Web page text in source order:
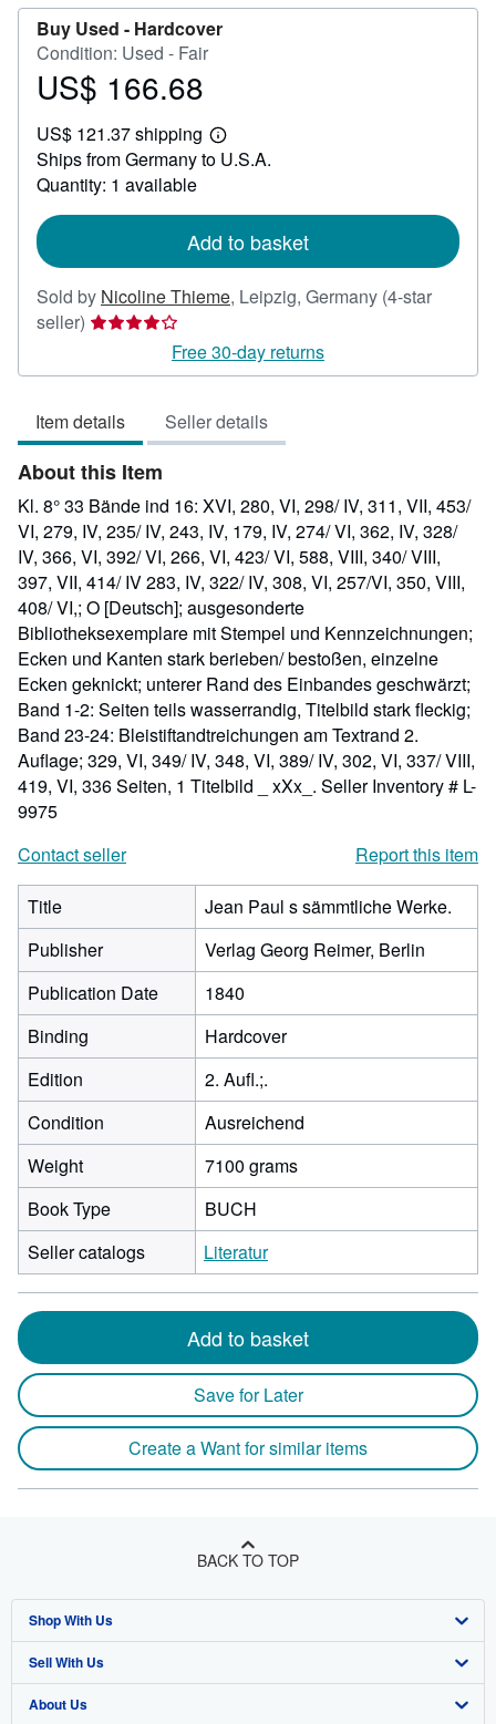
Buy Used - Hardcover
Condition: Used - Fair
Price
166.68
US$ 166.68
US$ 121.37 shipping
Learn
more
Ships from Germany to U.S.A.
Quantity: 1 available
Add to basket
Sold by Nicoline Thieme, Leipzig, Germany (4-star
seller) Seller
4
of
5
stars
Free 30-day returns
Item details Seller details
About this Item
Kl. 8° 33 Bände ind 16: XVI, 280, VI, 298/ IV, 311, VII, 453/
VI, 279, IV, 235/ IV, 243, IV, 179, IV, 274/ VI, 362, IV, 328/
IV, 366, VI, 392/ VI, 266, VI, 423/ VI, 588, VIII, 340/ VIII,
397, VII, 414/ IV 283, IV, 322/ IV, 308, VI, 257/VI, 350, VIII,
408/ VI,; O [Deutsch]; ausgesonderte
Bibliotheksexemplare mit Stempel und Kennzeichnungen;
Ecken und Kanten stark berieben/ bestoßen, einzelne
Ecken geknickt; unterer Rand des Einbandes geschwärzt;
Band 1-2: Seiten teils wasserrandig, Titelbild stark fleckig;
Band 23-24: Bleistiftandtreichungen am Textrand 2.
Auflage; 329, VI, 349/ IV, 348, VI, 389/ IV, 302, VI, 337/ VIII,
419, VI, 336 Seiten, 1 Titelbild _ xXx_. Seller Inventory # L-
9975
Contact seller
Report this item
Title
Jean Paul s sämmtliche Werke.
Publisher
Verlag Georg Reimer, Berlin
Publication Date
1840
Binding
Hardcover
Edition
2. Aufl.;.
Condition
Ausreichend
Weight
7100 grams
Book Type
BUCH
Seller catalogs
Literatur
Add to basket
Save for Later
Create a Want for similar items
BACK TO TOP
Shop With Us
Advanced Search
Browse Collections
Sell With Us
Start Selling
About Us